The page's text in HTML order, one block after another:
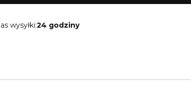
wysyłki:24 godziny